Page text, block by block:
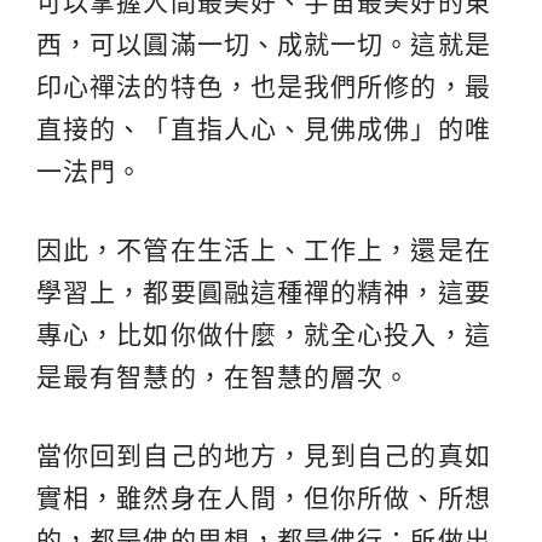
西，可以圓滿一切、成就一切。這就是
印心禪法的特色，也是我們所修的，最
直接的、「直指人心、見佛成佛」的唯
一法門。
因此，不管在生活上、工作上，還是在
學習上，都要圓融這種禪的精神，這要
專心，比如你做什麼，就全心投入，這
是最有智慧的，在智慧的層次。
當你回到自己的地方，見到自己的真如
實相，雖然身在人間，但你所做、所想